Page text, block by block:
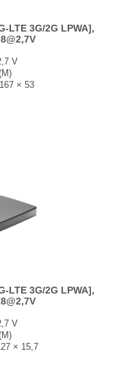
LTE 3G/2G LPWA],
V
× 53
LTE 3G/2G LPWA],
V
× 15,7